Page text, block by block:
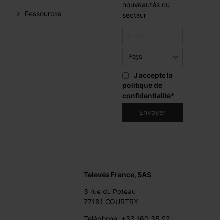
Ressources
nouveautés du
secteur
J'accepte la
politique de
confidentialité*
Televés France, SAS
3 rue du Poteau
77181 COURTRY
Téléphone: +33 160 35 92